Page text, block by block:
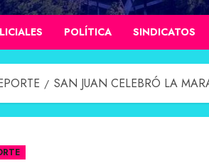
POLÍTICA SINDICATOS
SAN JUAN CELEBRÓ LA